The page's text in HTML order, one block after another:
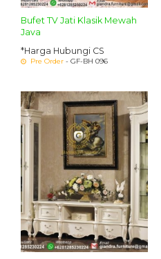
Bufet TV Jati Klasik Mewah
Java
*Harga Hubungi CS
Pre Order - GF-BH 096